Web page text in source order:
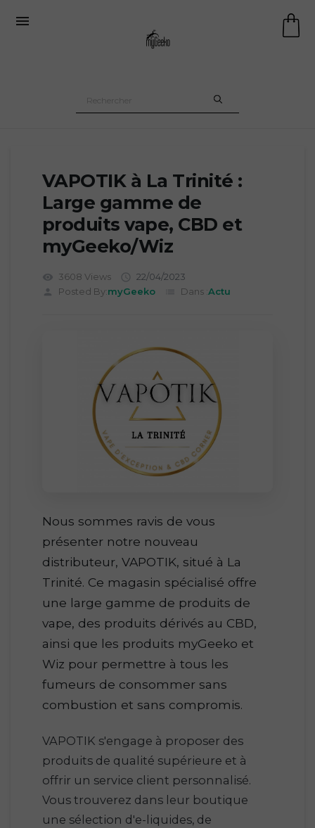

VAPOTIK à La Trinité :
Large gamme de
produits vape, CBD et
myGeeko/Wiz
visibility 3608 Views  22/04/2023
person
Posted By:myGeeko list Dans :Actu
Nous sommes ravis de vous
présenter notre nouveau
distributeur, VAPOTIK, situé à La
Trinité. Ce magasin spécialisé offre
une large gamme de produits de
vape, des produits dérivés au CBD,
ainsi que les produits myGeeko et
Wiz pour permettre à tous les
fumeurs de consommer sans
combustion et sans compromis.
VAPOTIK s'engage à proposer des
produits de qualité supérieure et à
offrir un service client personnalisé.
Vous trouverez dans leur boutique
une sélection d'e-liquides, de